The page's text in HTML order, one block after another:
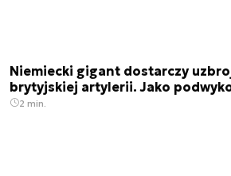
Niemiecki gigant dostarczy
brytyjskiej artylerii. Jako
2 min.